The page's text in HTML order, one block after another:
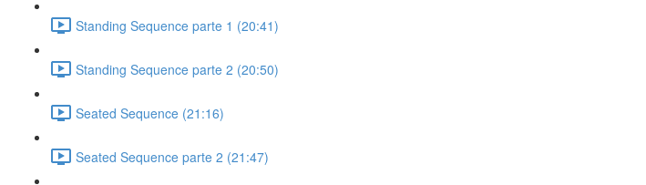
Standing Sequence parte 1 (20:41)
Standing Sequence parte 2 (20:50)
Seated Sequence (21:16)
Seated Sequence parte 2 (21:47)